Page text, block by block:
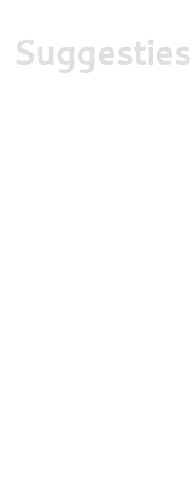
Suggesties